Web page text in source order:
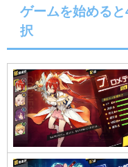
ゲームを始める
択